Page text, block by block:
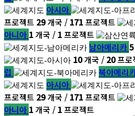
아시아
프로젝트 29개국 / 171프로젝트
아니아 1개국 / 1프로젝트
남아메리카 5
10개국 / 20프로
럽
북아메리
아시아
프로젝트 29개국 / 171프로젝트
아니아 1개국 / 1프로젝트